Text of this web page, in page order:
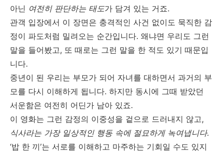
아닌 여전히 판단하는 태도가 담겨 있는 거죠.
관객 입장에서 이 장면은 충격적인 사건 없이도 묵직한 감
정이 파도처럼 밀려오는 순간입니다. 왜냐면 우리도 그런
말을 들어봤고, 또 때로는 그런 말을 한 적도 있기 때문입
니다.
중년이 된 우리는 부모가 되어 자녀를 대하면서 과거의 부
모를 다시 이해하게 됩니다. 하지만 동시에 그때 받았던
서운함은 여전히 어딘가 남아 있죠.
이 영화는 그런 감정의 이중성을 겉으로 드러내지 않고,
식사라는 가장 일상적인 행동 속에 절묘하게 녹여냅니다.
‘밥 한 끼’는 서로를 이해하고 마주하는 기회일 수도 있지